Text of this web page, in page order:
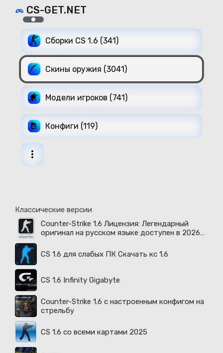
CS-GET.NET
Сборки CS 1.6 (341)
Скины оружия (3041)
Модели игроков (741)
Конфиги (119)
Классические версии
Counter-Strike 1.6 Лицензия: Легендарный
оригинал на русском языке доступен в 2026
CS 1.6 для слабых ПК Скачать кс 1.6
CS 1.6 Infinity Gigabyte
Counter-Strike 1.6 с настроенным конфигом на
стрельбу
CS 1.6 со всеми картами 2025